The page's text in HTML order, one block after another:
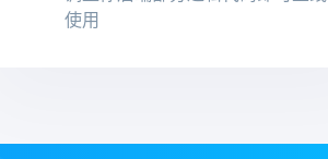
使用